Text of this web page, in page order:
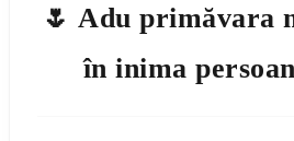
🌷 Adu primăvara
în inima